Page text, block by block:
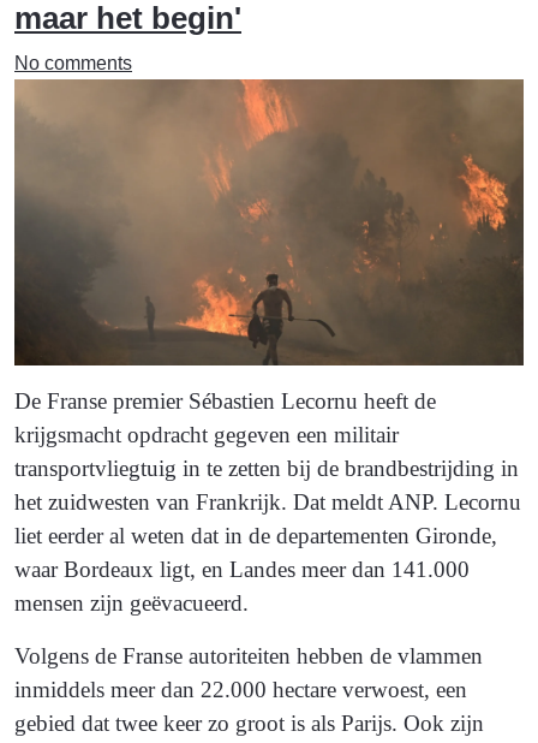
maar het begin'
No comments
De Franse premier Sébastien Lecornu heeft de
krijgsmacht opdracht gegeven een militair
transportvliegtuig in te zetten bij de brandbestrijding in
het zuidwesten van Frankrijk. Dat meldt ANP. Lecornu
liet eerder al weten dat in de departementen Gironde,
waar Bordeaux ligt, en Landes meer dan 141.000
mensen zijn geëvacueerd.
Volgens de Franse autoriteiten hebben de vlammen
inmiddels meer dan 22.000 hectare verwoest, een
gebied dat twee keer zo groot is als Parijs. Ook zijn